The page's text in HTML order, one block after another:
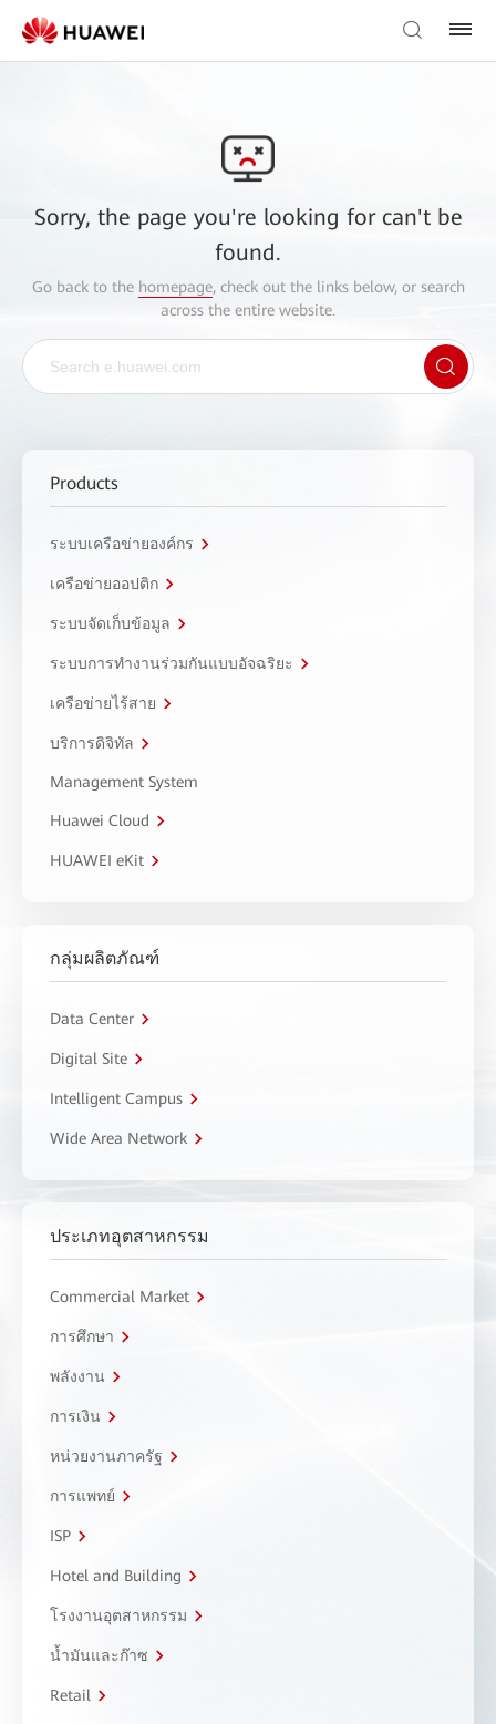
Sorry, the page you're looking for can't be
found.
Go back to the homepage, check out the links below, or search
across the entire website.
Products
ระบบเครือข่ายองค์กร
เครือข่ายออปติก
ระบบจัดเก็บข้อมูล
ระบบการทำงานร่วมกันแบบอัจฉริยะ
เครือข่ายไร้สาย
บริการดิจิทัล
Management System
Huawei Cloud
HUAWEI eKit
กลุ่มผลิตภัณฑ์
Data Center
Digital Site
Intelligent Campus
Wide Area Network
ประเภทอุตสาหกรรม
Commercial Market
การศึกษา
พลังงาน
การเงิน
หน่วยงานภาครัฐ
การแพทย์
ISP
Hotel and Building
โรงงานอุตสาหกรรม
น้ำมันและก๊าซ
Retail